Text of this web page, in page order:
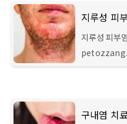
지루성 피
지루성 피부
증이 계속 악
들이 스트레
구내염 치